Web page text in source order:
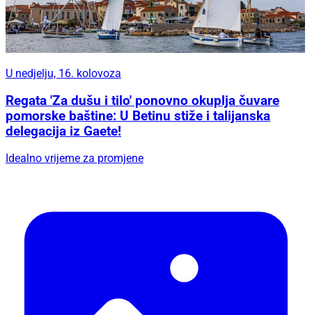
U nedjelju, 16. kolovoza
Regata 'Za dušu i tilo' ponovno okuplja čuvare
pomorske baštine: U Betinu stiže i talijanska
delegacija iz Gaete!
Idealno vrijeme za promjene